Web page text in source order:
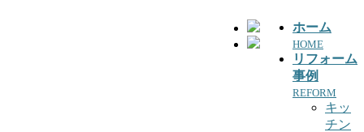
ホーム
HOME
リフォーム
事例
REFORM
キッ
チン